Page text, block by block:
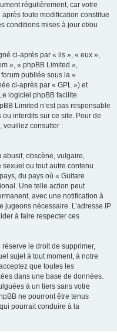
régulièrement, car votre
toute modification constitue
conditions mises à jour et/ou
ci-après par « ils », « eux »,
», « phpBB Limited »,
publiée sous la «
ci-après par « GPL ») et
logiciel phpBB facilite
Limited n’est pas responsable
interdits sur ce site. Pour de
veuillez consulter :
abusif, obscène, vulgaire,
ou tout autre contenu
du pays où « Guitare
Une telle action peut
avec une notification à
jugeons nécessaire. L’adresse IP
à faire respecter ces
le droit de supprimer,
sujet à tout moment, à notre
que toutes les
dans une base de données.
à un tiers sans votre
ne pourront être tenus
pourrait conduire à la